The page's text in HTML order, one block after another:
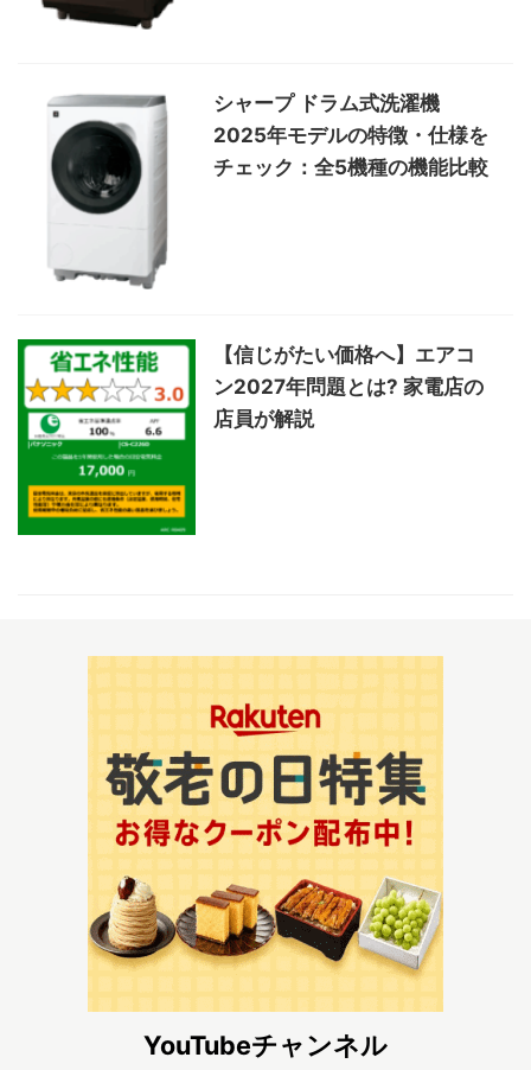
シャープ ドラム式洗濯機
2025年モデルの特徴・仕様を
チェック：全5機種の機能比較
【信じがたい価格へ】エアコ
ン2027年問題とは? 家電店の
店員が解説
YouTubeチャンネル